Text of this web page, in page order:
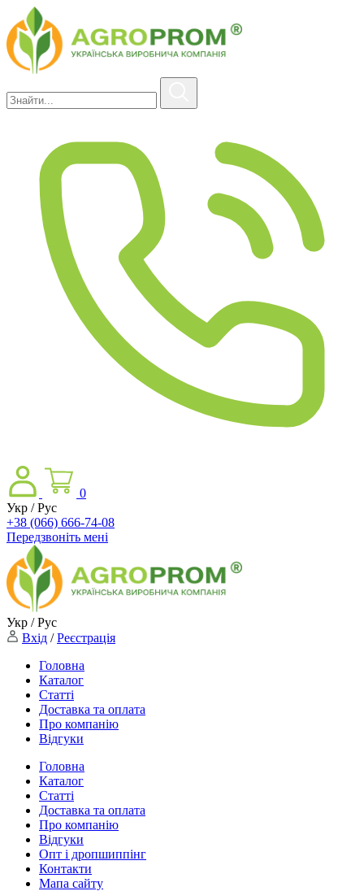
0
Укр / Рус
+38 (066) 666-74-08
Передзвоніть мені
Укр / Рус
Вхід / Реєстрація
Головна
Каталог
Статті
Доставка та оплата
Про компанію
Відгуки
Головна
Каталог
Статті
Доставка та оплата
Про компанію
Відгуки
Опт і дропшиппінг
Контакти
Мапа сайту